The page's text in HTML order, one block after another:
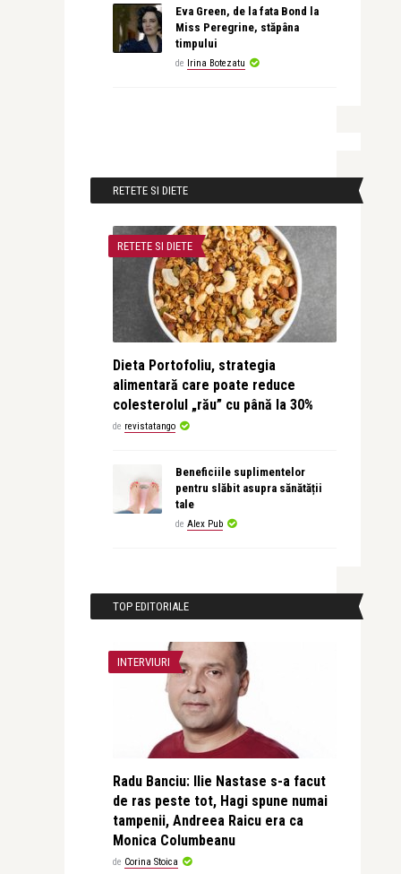
Eva Green, de la fata Bond la
Miss Peregrine, stăpâna
timpului
de Irina Botezatu
RETETE SI DIETE
RETETE SI DIETE
Dieta Portofoliu, strategia
alimentară care poate reduce
colesterolul „rău” cu până la 30%
de revistatango
Beneficiile suplimentelor
pentru slăbit asupra sănătății
tale
de Alex Pub
TOP EDITORIALE
INTERVIURI
Radu Banciu: Ilie Nastase s-a facut
de ras peste tot, Hagi spune numai
tampenii, Andreea Raicu era ca
Monica Columbeanu
de Corina Stoica